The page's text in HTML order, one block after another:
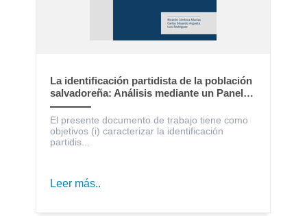
La identificación partidista de la población
salvadoreña: Análisis mediante un Panel
Electoral
El presente documento de trabajo tiene como
objetivos (i) caracterizar la identificación
partidis...
Leer más..